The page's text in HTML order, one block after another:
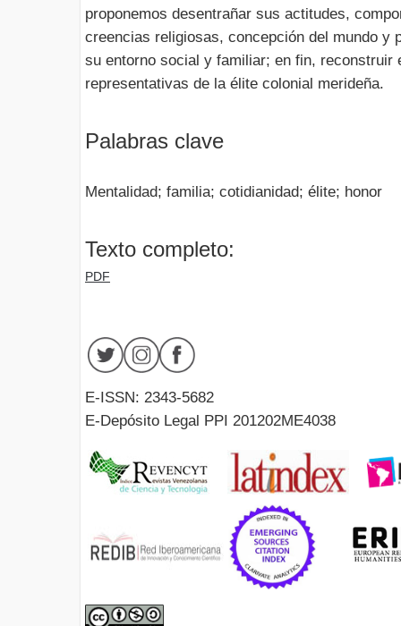
proponemos desentrañar sus actitudes,
creencias religiosas, concepción del mundo y
su entorno social y familiar; en fin, reconstruir
representativas de la élite colonial merideña.
Palabras clave
Mentalidad; familia; cotidianidad; élite; honor
Texto completo:
PDF
E-ISSN: 2343-5682
E-Depósito Legal PPI 201202ME4038